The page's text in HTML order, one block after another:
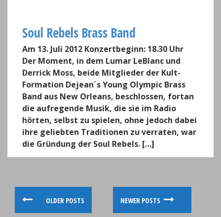
Soul Rebels Brass Band
Am 13. Juli 2012 Konzertbeginn: 18.30 Uhr
Der Moment, in dem Lumar LeBlanc und
Derrick Moss, beide Mitglieder der Kult-
Formation Dejean´s Young Olympic Brass
Band aus New Orleans, beschlossen, fortan
die aufregende Musik, die sie im Radio
hörten, selbst zu spielen, ohne jedoch dabei
ihre geliebten Traditionen zu verraten, war
die Gründung der Soul Rebels. […]
P OLDER POSTS NEWER POSTS